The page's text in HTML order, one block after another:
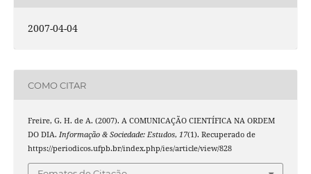
2007-04-04
COMO CITAR
Freire, G. H. de A. (2007). A COMUNICAÇÃO CIENTÍFICA NA ORDEM
DO DIA. Informação & Sociedade: Estudos, 17(1). Recuperado de
https://periodicos.ufpb.br/index.php/ies/article/view/828